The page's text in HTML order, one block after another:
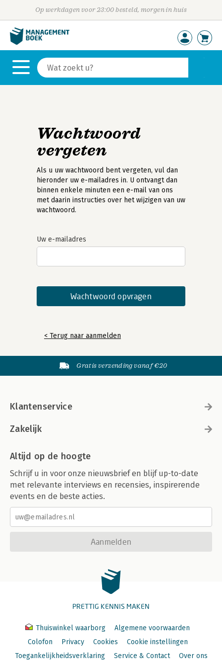
Op werkdagen voor 23:00 besteld, morgen in huis
Wachtwoord
vergeten
Als u uw wachtwoord bent vergeten, vul dan
hieronder uw e-mailadres in. U ontvangt dan
binnen enkele minuten een e-mail van ons
met daarin instructies over het wijzigen van uw
wachtwoord.
Uw e-mailadres
< Terug naar aanmelden
Gratis verzending vanaf €20
Klantenservice
Zakelijk
Altijd op de hoogte
Schrijf u in voor onze nieuwsbrief en blijf up-to-date
met relevante interviews en recensies, inspirerende
events en de beste acties.
Aanmelden
PRETTIG KENNIS MAKEN
Thuiswinkel waarborg
Algemene voorwaarden
Colofon
Privacy Cookies
Cookie instellingen
Toegankelijkheidsverklaring
Service & Contact Over ons